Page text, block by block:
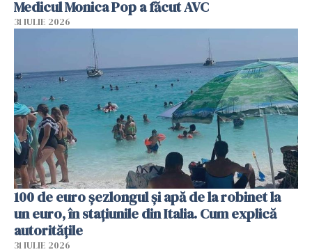
Medicul Monica Pop a făcut AVC
31 IULIE 2026
100 de euro șezlongul și apă de la robinet la
un euro, în stațiunile din Italia. Cum explică
autoritățile
31 IULIE 2026